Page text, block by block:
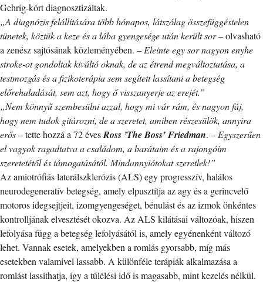
Gehrig-kórt diagnosztizáltak.
„A diagnózis felállítására több hónapos, látszólag összefüggéstelen
tünetek, köztük a keze és a lába gyengesége után került sor– olvasható
a zenész sajtósának közleményében. – Eleinte egy sor nagyon enyhe
stroke-ot gondoltak kiváltó oknak, de az étrend megváltoztatása, a
testmozgás és a fizikoterápia sem segített lassítani a betegség
előrehaladását, sem azt, hogy ő visszanyerje az erejét.”
„Nem könnyű szembesülni azzal, hogy mi vár rám, és nagyon fáj,
hogy nem tudok gitározni, de a szeretet, amiben részesülök, annyira
erős– tette hozzá a 72 évesRoss ’The Boss’ Friedman. – Egyszerűen
el vagyok ragadtatva a családom, a barátaim és a rajongóim
szeretetétől és támogatásától. Mindannyiótokat szeretlek!”
Az amiotrófiás laterálszklerózis (ALS) egy progresszív, halálos
neurodegeneratív betegség, amely elpusztítja az agy és a gerincvelő
motoros idegsejtjeit, izomgyengeséget, bénulást és az izmok önkéntes
kontrolljának elvesztését okozva. Az ALS kilátásai változóak, hiszen
lefolyása függ a betegség lefolyásától is, amely egyénenként változó
lehet. Vannak esetek, amelyekben a romlás gyorsabb, míg más
esetekben valamivel lassabb. A különféle terápiák alkalmazása a
romlást lassíthatja, így a túlélési idő is magasabb, mint kezelés nélkül.